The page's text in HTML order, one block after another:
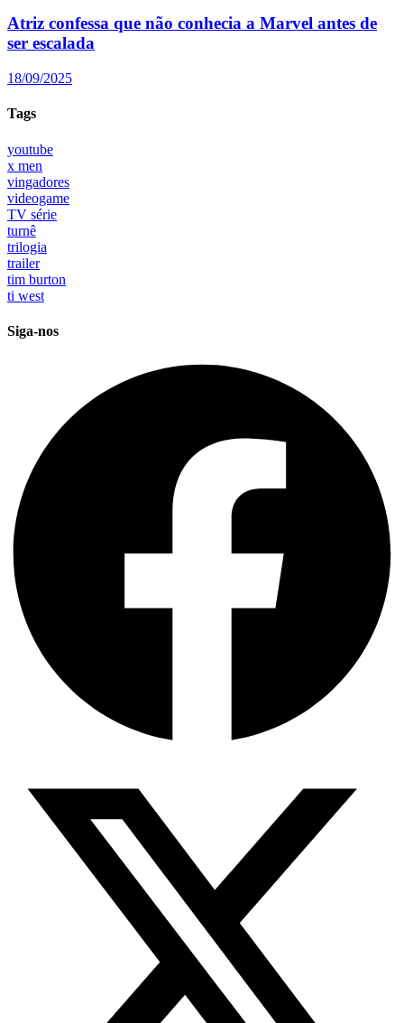
Atriz confessa que não conhecia a Marvel antes de
ser escalada
18/09/2025
Tags
youtube
x men
vingadores
videogame
TV série
turnê
trilogia
trailer
tim burton
ti west
Siga-nos